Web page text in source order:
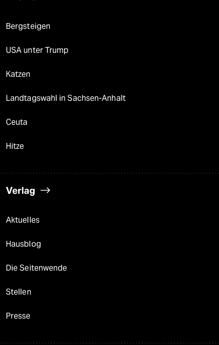
Bergsteigen
USA unter Trump
Katzen
Landtagswahl in Sachsen-Anhalt
Ceuta
Hitze
Verlag
Aktuelles
Hausblog
Die Seitenwende
Stellen
Presse